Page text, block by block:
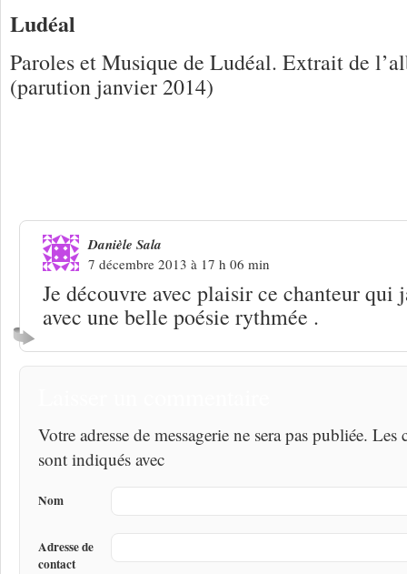
Ludéal
Paroles et Musique de Ludéal. Extrait de
(parution janvier 2014)
Danièle Sala
7 décembre 2013 à 17 h 06 min
Je découvre avec plaisir ce chanteur qui
avec une belle poésie rythmée .
Votre adresse de messagerie ne sera pas publiée.
sont indiqués avec
Nom
Adresse de
contact